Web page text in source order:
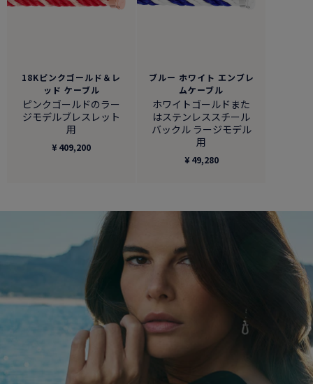
18Kピンクゴールド＆レ
ッド ケーブル
ピンクゴールドのラー
ジモデルブレスレット
用
¥ 409,200
ブルー ホワイト エンブレ
ムケーブル
ホワイトゴールドまた
はステンレススチール
バックル ラージモデル
用
¥ 49,280